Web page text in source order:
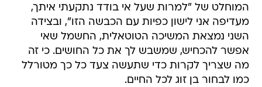
המוחלט של "למרות שעל אי בודד נתקעתי איתך,
מעדיפה אני לישון כפיות עם הכבשה הזו", ובצידה
השני נמצאת המשיכה הטוטאלית, החשמל שאי
אפשר להכחיש, שמשבש לך את כל החושים. כי זה
מה שצריך לקרות כדי שתעשה צעד כל כך מטורלל
כמו לבחור בן זוג לכל החיים.